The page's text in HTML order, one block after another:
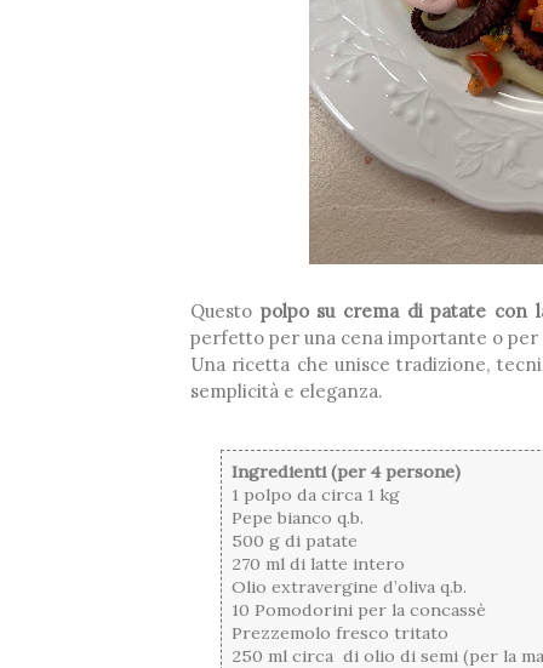
Questo polpo su crema di patate con
perfetto per una cena importante o
Una ricetta che unisce tradizione,
semplicità e eleganza.
Ingredienti (per 4 persone)
1 polpo da circa 1 kg
Pepe bianco q.b.
500 g di patate
270 ml di latte intero
Olio extravergine d’oliva q.b.
10 Pomodorini per la concassè
Prezzemolo fresco tritato
250 ml circa di olio di semi (per la